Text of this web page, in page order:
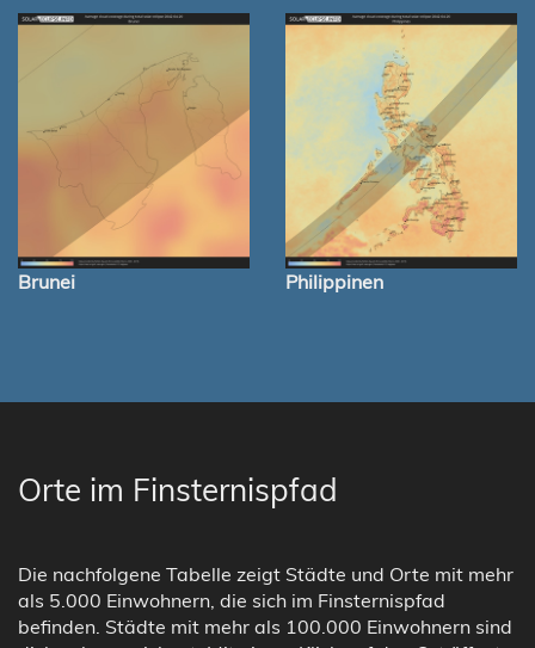
Brunei Philippinen
Orte im Finsternispfad
Die nachfolgene Tabelle zeigt Städte und Orte mit mehr
als 5.000 Einwohnern, die sich im Finsternispfad
befinden. Städte mit mehr als 100.000 Einwohnern sind